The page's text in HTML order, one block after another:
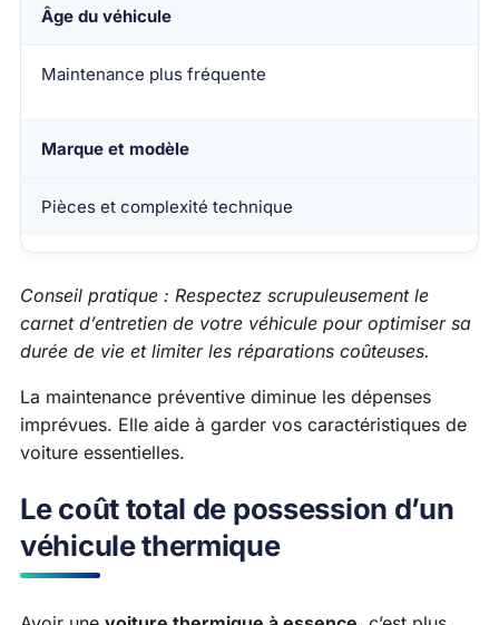
Âge du véhicule
Maintenance plus fréquente
Marque et modèle
Pièces et complexité technique
Conseil pratique : Respectez scrupuleusement le
carnet d’entretien de votre véhicule pour optimiser sa
durée de vie et limiter les réparations coûteuses.
La maintenance préventive diminue les dépenses
imprévues. Elle aide à garder vos caractéristiques de
voiture essentielles.
Le coût total de possession d’un
véhicule thermique